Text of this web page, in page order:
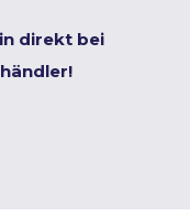
direkt bei